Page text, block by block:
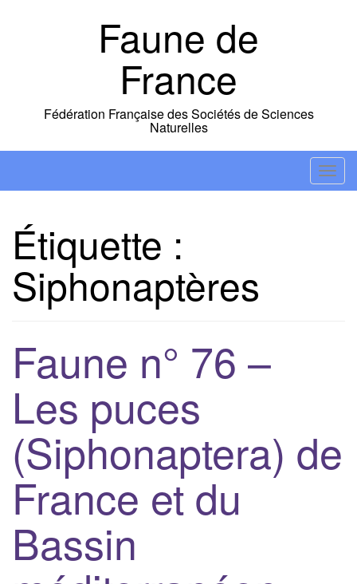
Faune de
France
Fédération Française des Sociétés de Sciences
Naturelles
T
o
o
n
Étiquette :
Siphonaptères
Faune n° 76 –
Les puces
(Siphonaptera) de
France et du
Bassin